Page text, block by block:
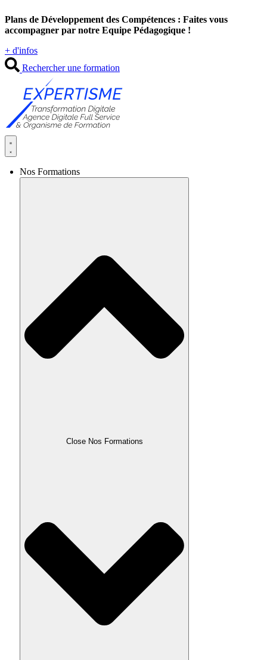
au
contenu
Plans de Développement des Compétences : Faites vous
accompagner par notre Equipe Pédagogique !
+ d'infos
Rechercher une formation
Nos Formations
Close Nos Formations